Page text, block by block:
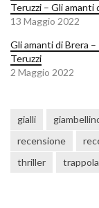
Teruzzi – Gli amanti
13 Maggio 2022
Gli amanti di Brera –
Teruzzi
2 Maggio 2022
gialli
recensione
thriller
trappola